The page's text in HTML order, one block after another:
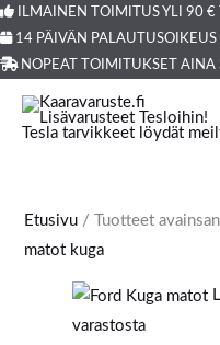
ILMAINEN TOIMITUS YLI 90 €
14 PÄIVÄN PALAUTUSOIKEUS
NOPEAT TOIMITUKSET AINA
Siirry
sisältöön
Etusivu / Tuotteet
matot kuga
varastosta
Products
search